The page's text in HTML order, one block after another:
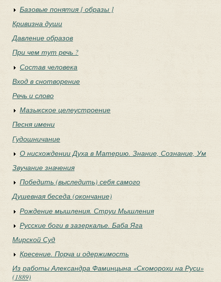
Базовые понятия [ образы ]
Кривизна души
Давление образов
При чем тут речь ?
Состав человека
Вход в снотворение
Речь и слово
Мазыкское целеустроение
Песня имени
Гудошничание
О нисхождении Духа в Материю. Знание, Сознание, Ум
Звучание значения
Победить (выследить) себя самого
Душевная беседа (окончание)
Рождение мышления. Струи Мышления
Русские боги в зазеркалье. Баба Яга
Мирской Суд
Кресение. Порча и одержимость
Из работы Александра Фаминцына «Скоморохи на Руси»
(1889)